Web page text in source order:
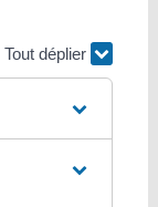
Tout déplier